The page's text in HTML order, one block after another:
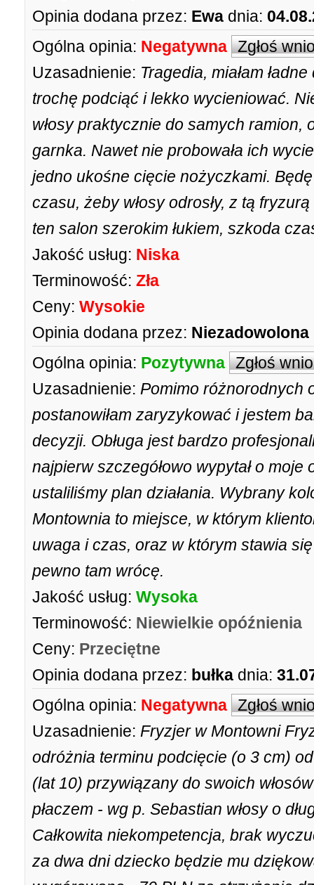
Opinia dodana przez: Ewa dnia:
Ogólna opinia: Negatywna Zgłoś
Uzasadnienie: Tragedia, miałam
trochę podciąć i lekko wycieniować.
włosy praktycznie do samych ramion,
garnka. Nawet nie probowała ich
jedno ukośne cięcie nożyczkami.
czasu, żeby włosy odrosły, z tą
ten salon szerokim łukiem, szkoda
Jakość usług: Niska
Terminowość: Zła
Ceny: Wysokie
Opinia dodana przez: Niezadowolona
Ogólna opinia: Pozytywna Zgłoś
Uzasadnienie: Pomimo różnorodnych
postanowiłam zaryzykować i jestem
decyzji. Obługa jest bardzo
najpierw szczegółowo wypytał o
ustaliliśmy plan działania. Wybrany
Montownia to miejsce, w którym
uwaga i czas, oraz w którym stawia
pewno tam wrócę.
Jakość usług: Wysoka
Terminowość: Niewielkie opóźnienia
Ceny: Przeciętne
Opinia dodana przez: bułka dnia:
Ogólna opinia: Negatywna Zgłoś
Uzasadnienie: Fryzjer w Montowni
odróżnia terminu podcięcie (o 3 cm)
(lat 10) przywiązany do swoich
płaczem - wg p. Sebastian włosy o
Całkowita niekompetencja, brak
za dwa dni dziecko będzie mu